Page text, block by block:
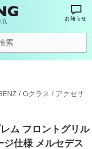
お知らせ
/ Gクラス / アクセサ
ム フロントグリル
仕様 メルセデス